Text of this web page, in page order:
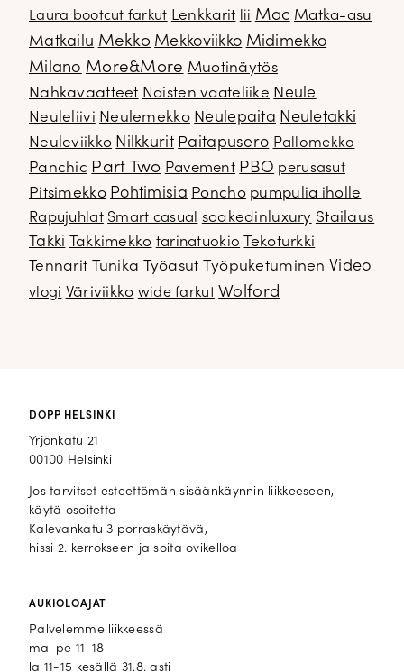
Laura bootcut farkut Lenkkarit lii Mac Matka-asu
Matkailu Mekko Mekkoviikko Midimekko
Milano More&More Muotinäytös
Nahkavaatteet Naisten vaateliike Neule
Neuleliivi Neulemekko Neulepaita Neuletakki
Neuleviikko Nilkkurit Paitapusero Pallomekko
Panchic Part Two Pavement PBO perusasut
Pitsimekko Pohtimisia Poncho pumpulia iholle
Rapujuhlat Smart casual soakedinluxury Stailaus
Takki
Takkimekko tarinatuokio
Tekoturkki
Tennarit
Tunika Työasut Työpuketuminen Video
vlogi Väriviikko wide farkut Wolford
DOPP HELSINKI
Yrjönkatu 21
00100 Helsinki
Jos tarvitset esteettömän sisäänkäynnin liikkeeseen,
käytä osoitetta
Kalevankatu 3 porraskäytävä,
hissi 2. kerrokseen ja soita ovikelloa
AUKIOLOAJAT
Palvelemme liikkeessä
ma-pe 11-18
la 11-15 kesällä 31.8. asti